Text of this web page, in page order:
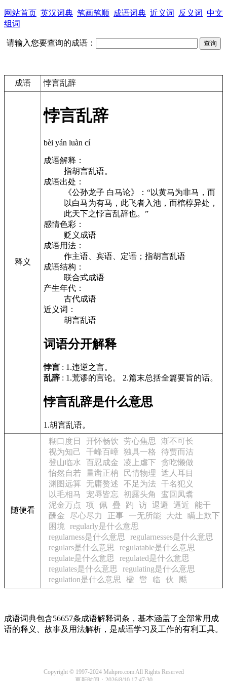
网站首页 英汉词典 笔画笔顺 成语词典 近义词 反义词 中文
组词
请输入您要查询的成语：
成语 悖言乱辞
释义
悖言乱辞
bèi yán luàn cí
成语解释：
指胡言乱语。
成语出处：
《公孙龙子 白马论》：“以黄马为非马，而
以白马为有马，此飞者入池，而棺椁异处，
此天下之悖言乱辞也。”
感情色彩：
贬义成语
成语用法：
作主语、宾语、定语；指胡言乱语
成语结构：
联合式成语
产生年代：
古代成语
近义词：
胡言乱语
词语分开解释
悖言 : 1.违逆之言。
乱辞 : 1.荒谬的言论。 2.篇末总括全篇要旨的话。
悖言乱辞是什么意思
1.胡言乱语。
随便看
糊口度日 开怀畅饮 劳心焦思
渐不可长
视为知己
千峰百嶂 独具一格
待贾而沽
登山临水
百忍成金 凌上虐下 贪吃懒做
怡然自若 量凿正枘 民情物理
遮人耳目
渊图远算
无庸赘述 不足为法 干名犯义
以毛相马
宠辱皆忘 初露头角
鸾回凤翥
泥金万点
项 佩 疊 趵 访 退避 逼近
能干
酬金
尽心尽力 正事 一无所能 大灶
瞒上欺下
困境
regularly是什么意思
regularness是什么意思
regularnesses是什么意思
regulars是什么意思
regulatable是什么意思
regulate是什么意思
regulated是什么意思
regulates是什么意思
regulating是什么意思
regulation是什么意思
楹 辔 临 伙 颳
成语词典包含56657条成语解释词条，基本涵盖了全部常用成
语的释义、故事及用法解析，是成语学习及工作的有利工具。
Copyright © 1997-2024 Mahpro.com All Rights Reserved